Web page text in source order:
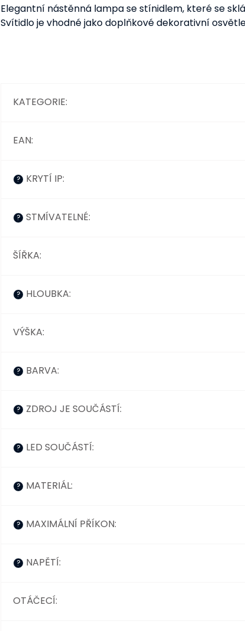
Elegantní nástěnná lampa se stínidlem, které se
Svítidlo je vhodné jako doplňkové dekorativní
KATEGORIE:
EAN:
? KRYTÍ IP:
? STMÍVATELNÉ:
ŠÍŘKA:
? HLOUBKA:
VÝŠKA:
? BARVA:
? ZDROJ JE SOUČÁSTÍ:
? LED SOUČÁSTÍ:
? MATERIÁL:
? MAXIMÁLNÍ PŘÍKON:
? NAPĚTÍ:
OTÁČECÍ: